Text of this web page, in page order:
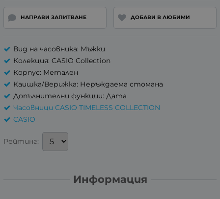
НАПРАВИ ЗАПИТВАНЕ ДОБАВИ В ЛЮБИМИ
Вид на часовника: Мъжки
Колекция: CASIO Collection
Корпус: Метален
Каишка/Верижка: Неръждаема стомана
Допълнителни функции: Дата
Часовници CASIO TIMELESS COLLECTION
CASIO
Рейтинг:
Информация